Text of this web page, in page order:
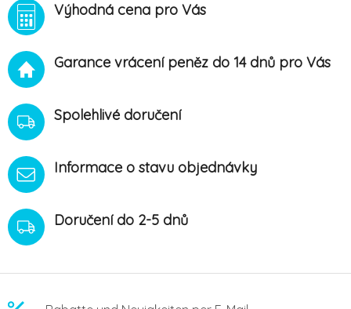
(délka nastavení dané
velikosti viz velikostní
D-kroužek,
(délka nastavení dané
D-kroužek,
Výhodná cena pro Vás
Garance vrácení peněz do 14 dnů pro Vás
Spolehlivé doručení
Informace o stavu objednávky
Doručení do 2-5 dnů